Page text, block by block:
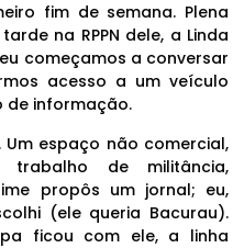
fim de semana. Plena
na RPPN dele, a Linda
começamos a conversar
acesso a um veículo
de informação.
espaço não comercial,
trabalho de militância,
propôs um jornal; eu,
(ele queria Bacurau).
ficou com ele, a linha